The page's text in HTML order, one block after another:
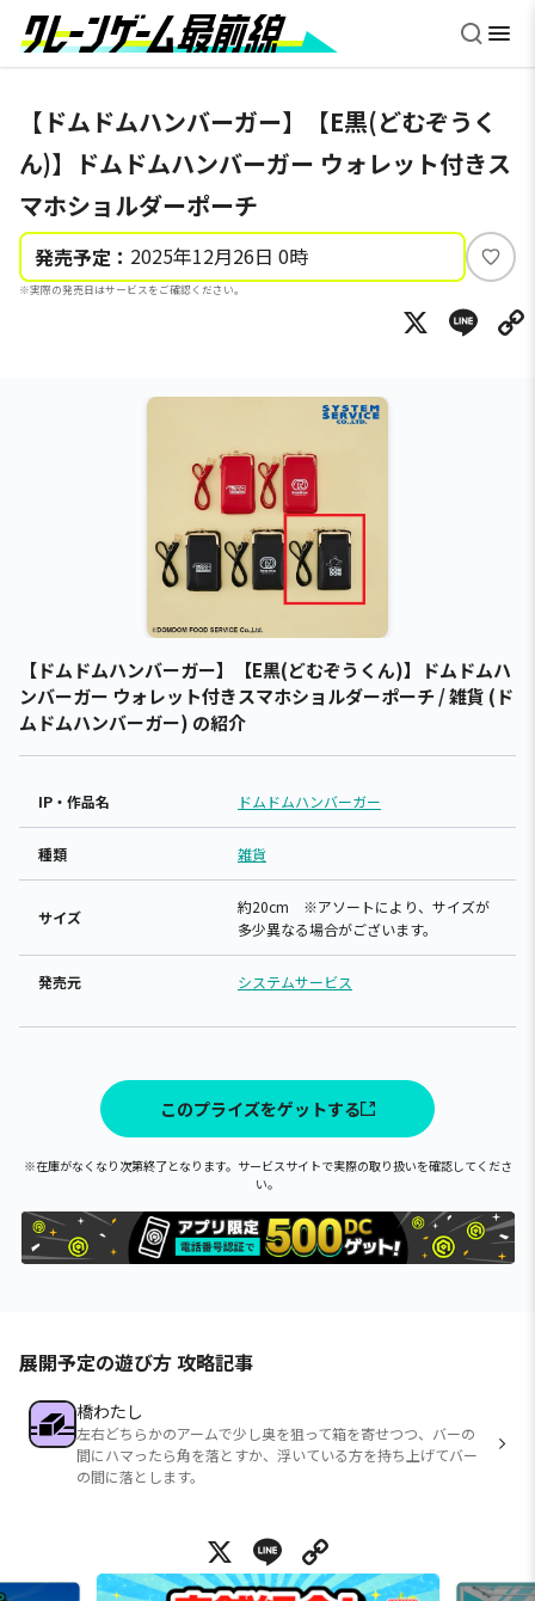
【ドムドムハンバーガー】【E黒(どむぞうく
ん)】ドムドムハンバーガー ウォレット付きス
マホショルダーポーチ
発売予定： 2025年12月26日 0時
※実際の発売日はサービスをご確認ください。
い
ね
X
【ドムドムハンバーガー】【E黒(どむぞうくん)】ドムドムハ
ンバーガー ウォレット付きスマホショルダーポーチ / 雑貨 (ド
ムドムハンバーガー) の紹介
IP・作品名 ドムドムハンバーガー
種類 雑貨
サイズ
約20cm ※アソートにより、サイズが
多少異なる場合がございます。
発売元 システムサービス
このプライズをゲットする
※在庫がなくなり次第終了となります。サービスサイトで実際の取り扱いを確認してくださ
い。
展開予定の遊び方 攻略記事
橋わたし
左右どちらかのアームで少し奥を狙って箱を寄せつつ、バーの
間にハマったら角を落とすか、浮いている方を持ち上げてバー
の間に落とします。
X Line